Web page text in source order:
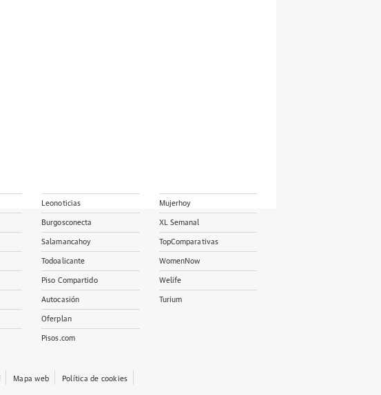
Leonoticias
Burgosconecta
Salamancahoy
Todoalicante
Piso Compartido
Autocasión
Oferplan
Pisos.com
Mujerhoy
XL Semanal
TopComparativas
WomenNow
Welife
Turium
Mapa web Política de cookies